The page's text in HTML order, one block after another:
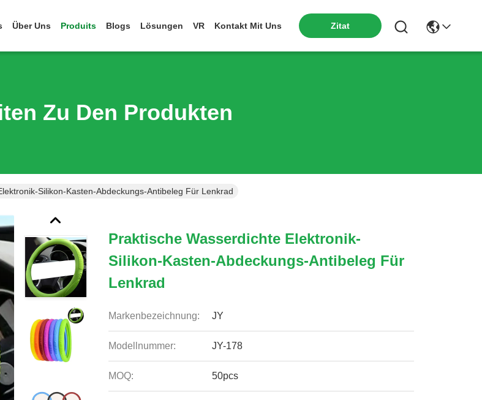
Über Uns Produits Blogs Lösungen VR Kontakt Mit Uns Zitat
Zu Den Produkten
Silikon-Kasten-Abdeckungs-Antibeleg Für Lenkrad
Praktische Wasserdichte Elektronik-
Silikon-Kasten-Abdeckungs-Antibeleg Für
Lenkrad
Markenbezeichnung: JY
Modellnummer: JY-178
MOQ: 50pcs